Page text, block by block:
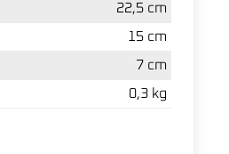
22,5 cm
15 cm
7 cm
0,3 kg